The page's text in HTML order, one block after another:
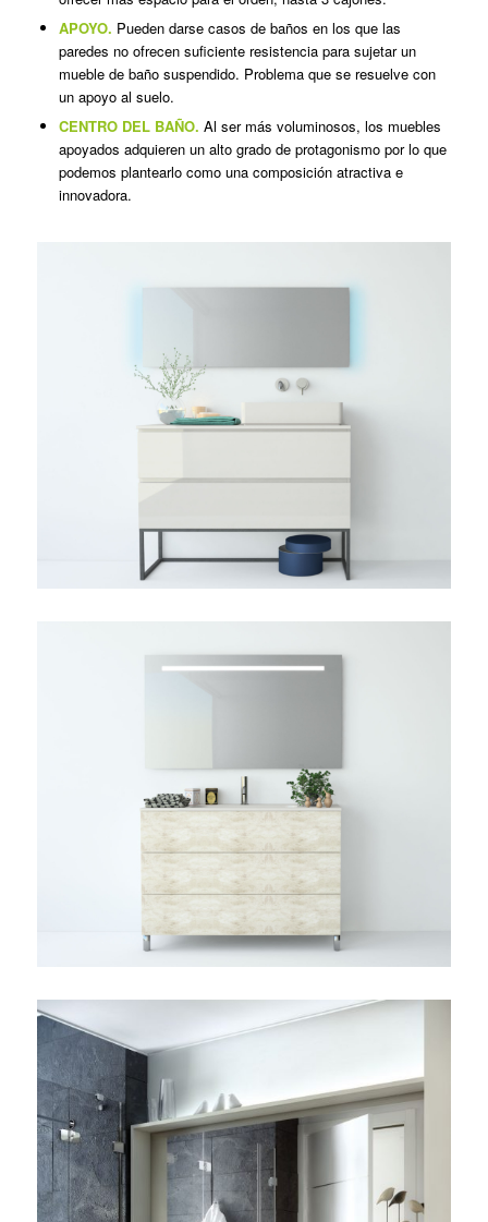
APOYO. Pueden darse casos de baños en los que las
paredes no ofrecen suficiente resistencia para sujetar un
mueble de baño suspendido. Problema que se resuelve con
un apoyo al suelo.
CENTRO DEL BAÑO. Al ser más voluminosos, los muebles
apoyados adquieren un alto grado de protagonismo por lo que
podemos plantearlo como una composición atractiva e
innovadora.